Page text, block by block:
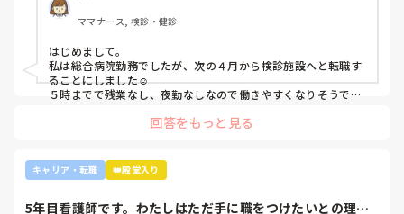
ママナース, 検診・健診
はじめまして。
私は総合病院勤務でしたが、次の４月から検診施設へと転職す
ることにしました☺️
５時までで残業なし、夜勤なしなので働きやすくなりそうです
回答をもっと見る
キャリア・転職 👑殿堂入り
5年目看護師です。わたしはただ手に職をつけたいとの理由